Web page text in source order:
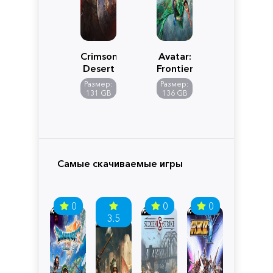
Crimson
Desert
Размер:
131 GB
Avatar:
Frontiers
of
Pandora
Размер:
136 GB
Самые скачиваемые игры
0
3.5
0 0